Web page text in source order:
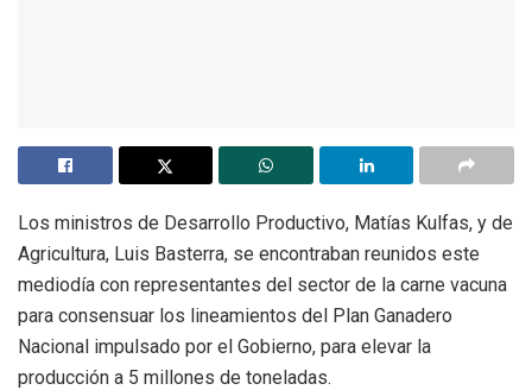
Los ministros de Desarrollo Productivo, Matías Kulfas, y de
Agricultura, Luis Basterra, se encontraban reunidos este
mediodía con representantes del sector de la carne vacuna
para consensuar los lineamientos del Plan Ganadero
Nacional impulsado por el Gobierno, para elevar la
producción a 5 millones de toneladas.